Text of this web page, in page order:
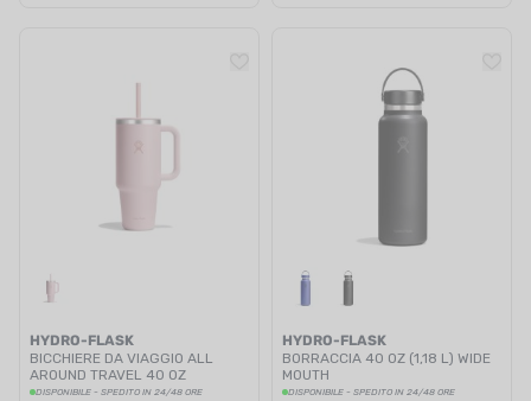
HYDRO-FLASK
BICCHIERE DA VIAGGIO ALL
AROUND TRAVEL 40 OZ
TRILLIUM
DISPONIBILE - SPEDITO IN 24/48 ORE
HYDRO-FLASK
BORRACCIA 40 OZ (1,18 L) WIDE
MOUTH
DISPONIBILE - SPEDITO IN 24/48 ORE